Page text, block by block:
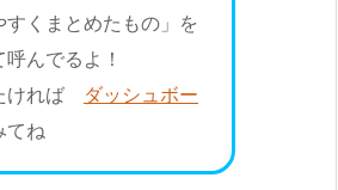
くまとめたもの」を
呼んでるよ！
ければ ダッシュボー
ね